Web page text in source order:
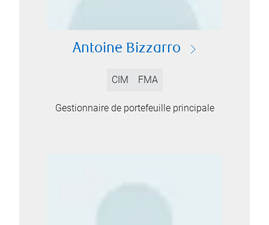
Antoine Bizzarro
CIM FMA
Gestionnaire de portefeuille principale